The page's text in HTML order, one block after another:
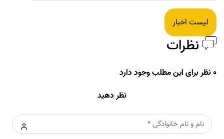
لیست اخبار
نظرات
0 نظر برای این مطلب وجود دارد
نظر دهید